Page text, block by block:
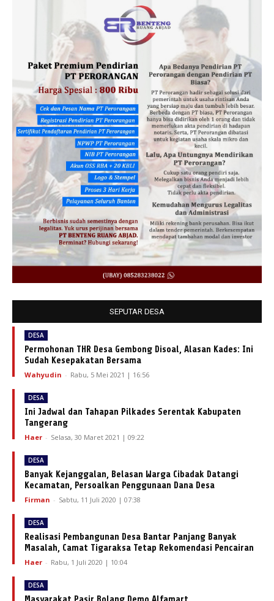
SEPUTAR DESA
DESA
Permohonan THR Desa Gembong Disoal, Alasan Kades: Ini
Sudah Kesepakatan Bersama
Wahyudin - Rabu, 5 Mei 2021 | 16:56
DESA
Ini Jadwal dan Tahapan Pilkades Serentak Kabupaten
Tangerang
Haer - Selasa, 30 Maret 2021 | 09:22
DESA
Banyak Kejanggalan, Belasan Warga Cibadak Datangi
Kecamatan, Persoalkan Penggunaan Dana Desa
Firman - Sabtu, 11 Juli 2020 | 07:38
DESA
Realisasi Pembangunan Desa Bantar Panjang Banyak
Masalah, Camat Tigaraksa Tetap Rekomendasi Pencairan
Haer - Rabu, 1 Juli 2020 | 10:04
DESA